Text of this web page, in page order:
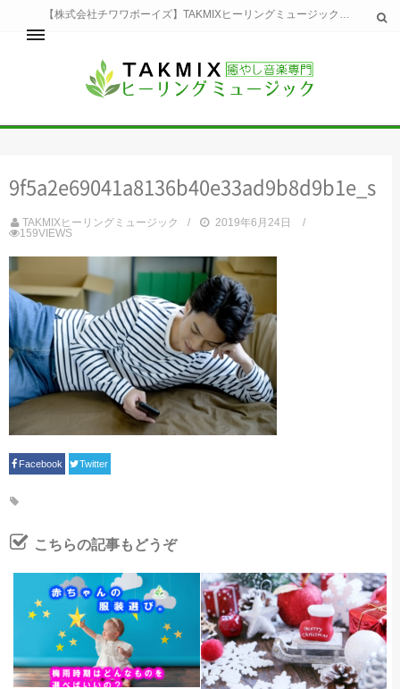
【株式会社チワワボーイズ】TAKMIXヒーリングミュージックへようこそ。TAKMIXヒーリングミュージックは貴方に特別な癒やしの時間をご提供致します。
ホーム
睡眠
美容
生活
お問い合わせ
運営会社
9f5a2e69041a8136b40e33ad9b8d9b1e_s
TAKMIXヒーリングミュージック
2019年6月24日
159VIEWS
Facebook Twitter
こちらの記事もどうぞ